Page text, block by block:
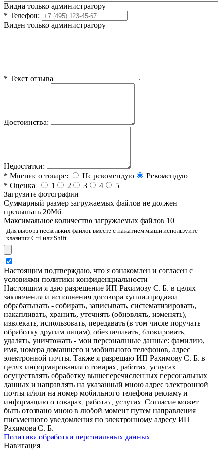
Видна только администратору
* Телефон:
Виден только администратору
* Текст отзыва:
Достоинства:
Недостатки:
* Мнение о товаре: Не рекомендую
Рекомендую
* Оценка: 1 2 3 4
5
Загрузите фотографии
Cуммарный размер загружаемых файлов не должен
превышать 20Мб
Максимальное количество загружаемых файлов 10
Для выбора нескольких файлов вместе с нажатием мыши используйте
клавиши Ctrl или Shift
Настоящим подтверждаю, что я ознакомлен и согласен с
условиями политики конфиденциальности
Настоящим я даю разрешение ИП Рахимову С. Б. в целях
заключения и исполнения договора купли-продажи
обрабатывать - собирать, записывать, систематизировать,
накапливать, хранить, уточнять (обновлять, изменять),
извлекать, использовать, передавать (в том числе поручать
обработку другим лицам), обезличивать, блокировать,
удалять, уничтожать - мои персональные данные: фамилию,
имя, номера домашнего и мобильного телефонов, адрес
электронной почты. Также я разрешаю ИП Рахимову С. Б. в
целях информирования о товарах, работах, услугах
осуществлять обработку вышеперечисленных персональных
данных и направлять на указанный мною адрес электронной
почты и/или на номер мобильного телефона рекламу и
информацию о товарах, работах, услугах. Согласие может
быть отозвано мною в любой момент путем направления
письменного уведомления по электронному адресу ИП
Рахимова С. Б.
Политика обработки персональных данных
Навигация